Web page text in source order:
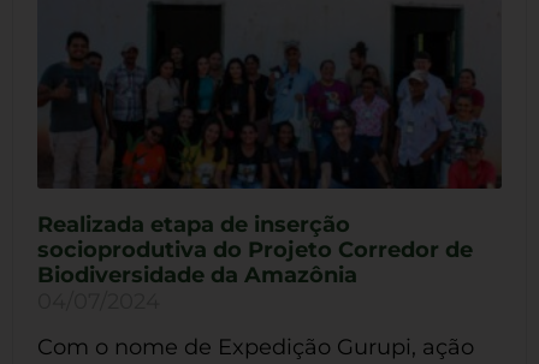
Realizada etapa de inserção
socioprodutiva do Projeto Corredor de
Biodiversidade da Amazônia
Com o nome de Expedição Gurupi, ação